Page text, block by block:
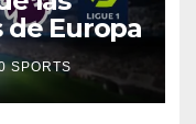
de Europa
SPORTS